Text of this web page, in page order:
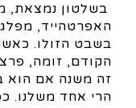
בשלטון נמצאת,
בשבט הזולו.
הקודם, זומה,
זה משנה אם הוא
הרי אחד משלנו.